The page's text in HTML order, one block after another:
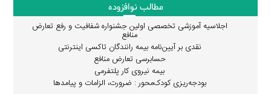
مطالب نوافزوده
اجلاسیه آموزشی تخصصی اولین جشنواره شفافیت و رفع تعارض
منافع
نقدی بر آیین‌نامه بیمه رانندگان تاکسی اینترنتی
حسابرسی تعارض منافع
بیمه نیروی کار پلتفرمی
بودجه‌ریزی کودک‌محور : ضرورت، الزامات و پیامدها